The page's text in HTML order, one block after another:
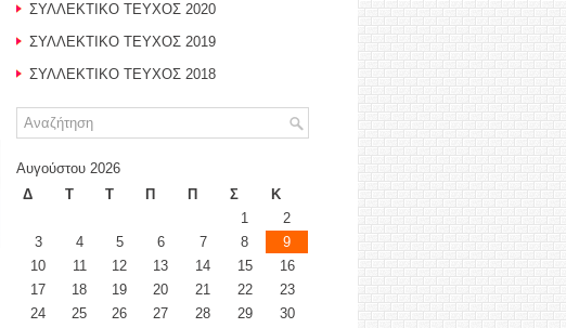
ΣΥΛΛΕΚΤΙΚΟ ΤΕΥΧΟΣ 2020
ΣΥΛΛΕΚΤΙΚΟ ΤΕΥΧΟΣ 2019
ΣΥΛΛΕΚΤΙΚΟ ΤΕΥΧΟΣ 2018
Αυγούστου 2026
Δ
Τ Τ Π Π Σ Κ
1
2
3
4 5 6 7 8
9
10
11 12 13 14 15
16
17
18 19 20 21 22
23
24
25 26 27 28 29
30